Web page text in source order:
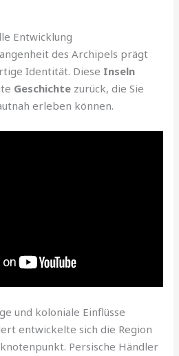
Entwicklung
des Archipels prägt
Identität. Diese Inseln
Geschichte zurück, die Sie
erleben können.
und koloniale Einflüsse
entwickelte sich die Region
Persische Händler